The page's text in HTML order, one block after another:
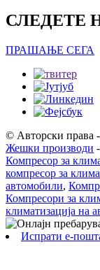
СЛЕДЕТЕ
ПРАШАЊЕ СЕГА
© Авторски права
Жешки производи -
Компресор за
компресор за
автомобили,
Компресори за
климатизација на
Испрати е-